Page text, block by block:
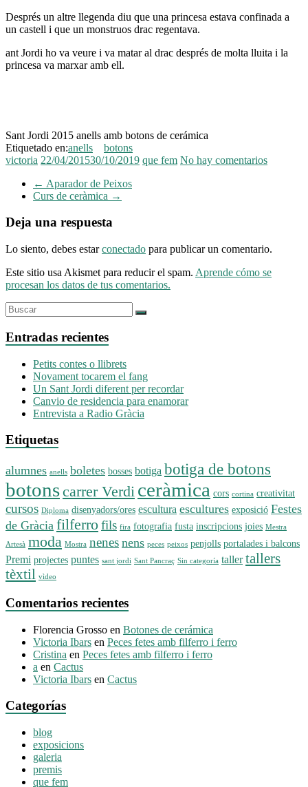
Després un altre llegenda diu que una princesa estava confinada a
un castell i que un monstruos drac regentava.
ant Jordi ho va veure i va matar al drac després de molta lluita i la
princesa va marxar amb ell.
Sant Jordi 2015 anells amb botons de cerámica
Etiquetado en:anells
botons
victoria 22/04/201530/10/2019 que fem No hay comentarios
← Aparador de Peixos
Curs de ceràmica →
Deja una respuesta
Lo siento, debes estarconectado para publicar un comentario.
Este sitio usa Akismet para reducir el spam. Aprende cómo se
procesan los datos de tus comentarios.
Entradas recientes
Petits contes o llibrets
Novament tocarem el fang
Un Sant Jordi diferent per recordar
Canvio de residencia para enamorar
Entrevista a Radio Gràcia
Etiquetas
alumnes anells boletes bosses botiga botiga de botons
botonscarrer Verdi ceràmica cors cortina creativitat
cursos Diploma disenyadors/ores escultura escultures exposició Festes
de Gràcia filferrofils fira fotografia fusta inscripcions joies Mestra
Artesà moda Mostra nenes nens peces peixos penjolls portalades i balcons
Premi projectes puntes sant jordi Sant Pancraç Sin categoría taller tallers
tèxtil
vìdeo
Comentarios recientes
Florencia Grosso en Botones de cerámica
Victoria Ibars en Peces fetes amb filferro i ferro
Cristina en Peces fetes amb filferro i ferro
a en Cactus
Victoria Ibars en Cactus
Categorías
blog
exposicions
galeria
premis
que fem